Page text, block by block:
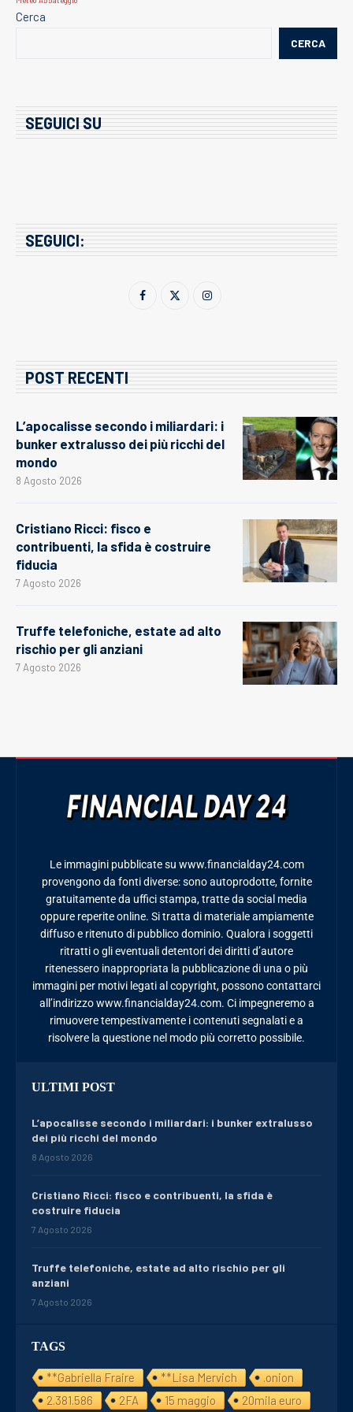
Cerca
CERCA
SEGUICI SU
SEGUICI:
POST RECENTI
L’apocalisse secondo i miliardari: i
bunker extralusso dei più ricchi del
mondo
8 Agosto 2026
Cristiano Ricci: fisco e
contribuenti, la sfida è costruire
fiducia
7 Agosto 2026
Truffe telefoniche, estate ad alto
rischio per gli anziani
7 Agosto 2026
TAGS
**Gabriella Fraire **Lisa Mervich
.onion
2.381.586
2FA 15 maggio 20mila euro
Le immagini pubblicate su www.financialday24.com
provengono da fonti diverse: sono autoprodotte, fornite
gratuitamente da uffici stampa, tratte da social media
oppure reperite online. Si tratta di materiale ampiamente
diffuso e ritenuto di pubblico dominio. Qualora i soggetti
ritratti o gli eventuali detentori dei diritti d’autore
ritenessero inappropriata la pubblicazione di una o più
immagini per motivi legati al copyright, possono contattarci
all’indirizzo www.financialday24.com. Ci impegneremo a
rimuovere tempestivamente i contenuti segnalati e a
risolvere la questione nel modo più corretto possibile.
ULTIMI POST
L’apocalisse secondo i miliardari: i bunker extralusso
dei più ricchi del mondo
8 Agosto 2026
Cristiano Ricci: fisco e contribuenti, la sfida è
costruire fiducia
7 Agosto 2026
Truffe telefoniche, estate ad alto rischio per gli
anziani
7 Agosto 2026